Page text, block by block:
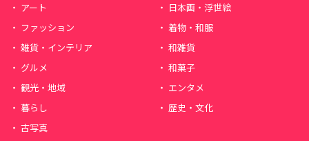
アート
日本画・浮世絵
ファッション
着物・和服
雑貨・インテリア
和雑貨
グルメ
和菓子
観光・地域
エンタメ
暮らし
歴史・文化
古写真